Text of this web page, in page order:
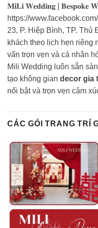
𝐌𝐢𝐋𝐢 𝐖𝐞𝐝𝐝𝐢𝐧𝐠 | 𝐁𝐞𝐬𝐩𝐨𝐤𝐞
https://
23, P. Hiệp Bình, TP.
khách theo lịch hẹn riêng
vấn trọn vẹn và cá nhân
Mili Wedding luôn sẵn
tạo không gian decor gia
nổi bật và trọn vẹn cảm
CÁC GÓI TRANG TRÍ